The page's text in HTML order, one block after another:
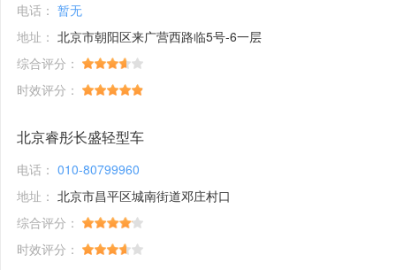
电话： 暂无
地址： 北京市朝阳区来广营西路临5号-6一层
综合评分：
时效评分：
北京睿彤长盛轻型车
电话： 010-80799960
地址： 北京市昌平区城南街道邓庄村口
综合评分：
时效评分：